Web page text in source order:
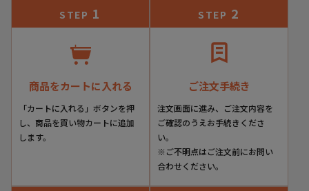
さらに独自のボロネーゼ製法により足をレザーで包み込むこ
とで、クッション性のあるフットベッドと比類のない柔軟性
STEP 1
商品をカートに入れる
「カートに入れる」ボタンを押
し、商品を買い物カートに追加
します。
STEP 2
ご注文手続き
注文画面に進み、ご注文内容を
ご確認のうえお手続きくださ
い。
※ご不明点はご注文前にお問い
合わせください。